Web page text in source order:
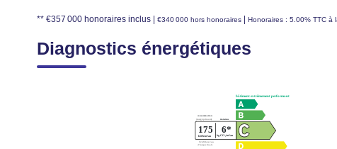
** €357 000 honoraires inclus €340 000 hors honoraires Honoraires : 5.00% TTC à
Diagnostics énergétiques